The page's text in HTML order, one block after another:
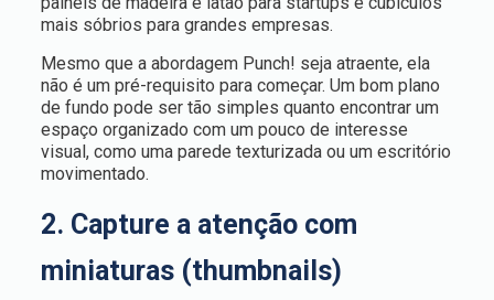
mais sóbrios para grandes empresas.
Mesmo que a abordagem Punch! seja atraente, ela
não é um pré-requisito para começar. Um bom plano
de fundo pode ser tão simples quanto encontrar um
espaço organizado com um pouco de interesse
visual, como uma parede texturizada ou um escritório
movimentado.
2. Capture a atenção com
miniaturas (thumbnails)